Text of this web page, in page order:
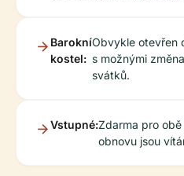
Barokní
kostel:
Obvykle otevřen
s možnými
svátků.
Vstupné:Zdarma pro
obnovu jsou